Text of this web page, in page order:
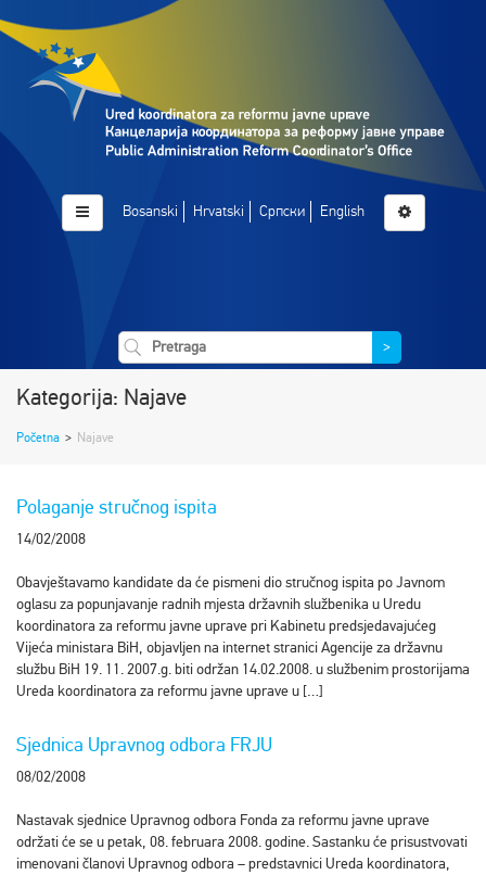
Bosanski Hrvatski Српски English
>
Kategorija: Najave
Početna > Najave
Polaganje stručnog ispita
14/02/2008
Obavještavamo kandidate da će pismeni dio stručnog ispita po Javnom
oglasu za popunjavanje radnih mjesta državnih službenika u Uredu
koordinatora za reformu javne uprave pri Kabinetu predsjedavajućeg
Vijeća ministara BiH, objavljen na internet stranici Agencije za državnu
službu BiH 19. 11. 2007.g. biti održan 14.02.2008. u službenim prostorijama
Ureda koordinatora za reformu javne uprave u […]
Sjednica Upravnog odbora FRJU
08/02/2008
Nastavak sjednice Upravnog odbora Fonda za reformu javne uprave
održati će se u petak, 08. februara 2008. godine. Sastanku će prisustvovati
imenovani članovi Upravnog odbora – predstavnici Ureda koordinatora,